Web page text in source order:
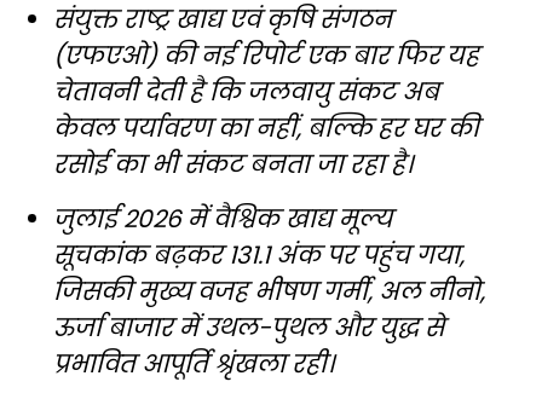
संयुक्त राष्ट्र खाद्य एवं कृषि संगठन
(एफएओ) की नई रिपोर्ट एक बार फिर यह
चेतावनी देती है कि जलवायु संकट अब
केवल पर्यावरण का नहीं, बल्कि हर घर की
रसोई का भी संकट बनता जा रहा है।
जुलाई 2026 में वैश्विक खाद्य मूल्य
सूचकांक बढ़कर 131.1 अंक पर पहुंच गया,
जिसकी मुख्य वजह भीषण गर्मी, अल नीनो,
ऊर्जा बाजार में उथल-पुथल और युद्ध से
प्रभावित आपूर्ति श्रृंखला रही।